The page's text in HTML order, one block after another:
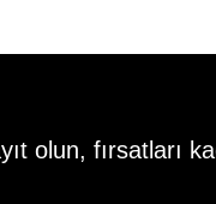
olun, fırsatları